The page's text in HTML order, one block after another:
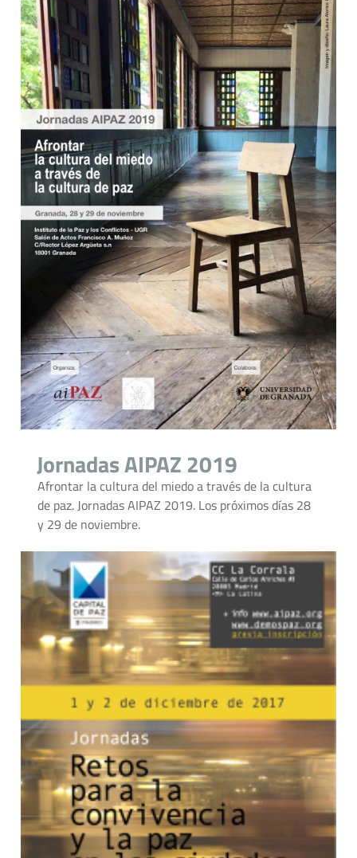
Jornadas AIPAZ 2019
Afrontar la cultura del miedo a través de la cultura
de paz. Jornadas AIPAZ 2019. Los próximos días 28
y 29 de noviembre.